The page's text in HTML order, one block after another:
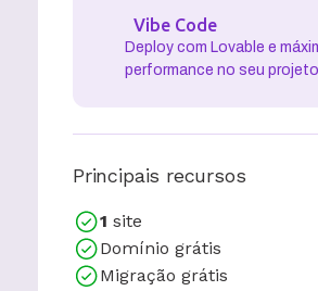
Vibe Code
Deploy com Lovable e
performance no seu projeto
Principais recursos
1 site
Domínio grátis
Migração grátis